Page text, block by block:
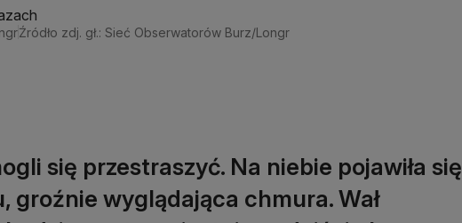
Źródło zdj. gł.: Sieć Obserwatorów Burz/Longr
się przestraszyć. Na niebie pojawiła się
groźnie wyglądająca chmura. Wał